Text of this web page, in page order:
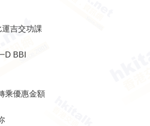
吉交功課
D BBI
乘優惠金額